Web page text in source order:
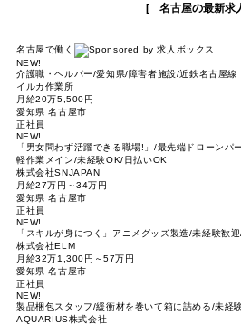
名古屋の最新求
名古屋で働く
NEW!
介護職・ヘルパー/愛知県/障害者施設/近鉄名古屋線
イルカ作業所
月給20万5,500円
愛知県 名古屋市
正社員
NEW!
「男女問わず活躍できる職場!」/最先端ドローン
軽作業メイン/未経験OK/日払いOK
株式会社SNJAPAN
月給27万円～34万円
愛知県 名古屋市
正社員
NEW!
「スキルが身につく」アニメグッズ製造/未経験歓
株式会社ELM
月給32万1,300円～57万円
愛知県 名古屋市
正社員
NEW!
製品梱包スタッフ/緩衝材を巻いて箱に詰める/未経
AQUARIUS株式会社